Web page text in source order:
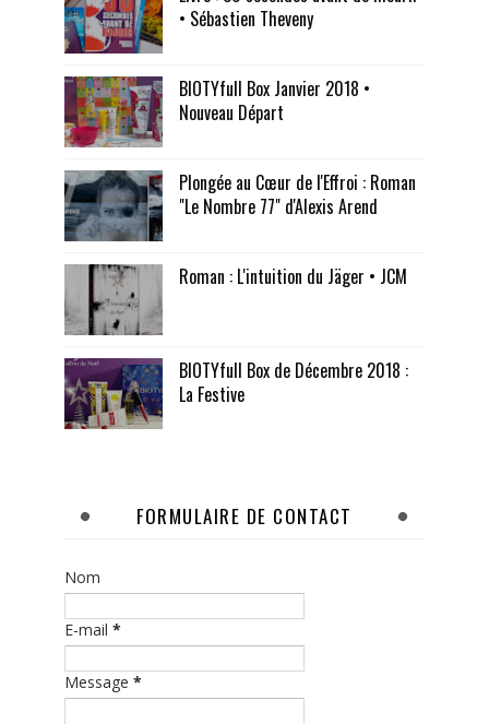
• Sébastien Theveny
BIOTYfull Box Janvier 2018 •
Nouveau Départ
Plongée au Cœur de l'Effroi : Roman
"Le Nombre 77" d'Alexis Arend
Roman : L'intuition du Jäger • JCM
BIOTYfull Box de Décembre 2018 :
La Festive
FORMULAIRE DE CONTACT
Nom
E-mail *
Message *